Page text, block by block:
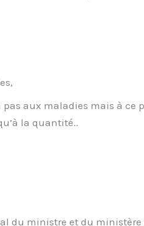
aux maladies mais à
la quantité..
du ministre et du